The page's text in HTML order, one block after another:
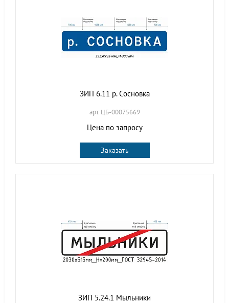
ЗИП 6.11 р. Сосновка
арт. ЦБ-00075669
Цена по запросу
Заказать
ЗИП 5.24.1 Мыльники